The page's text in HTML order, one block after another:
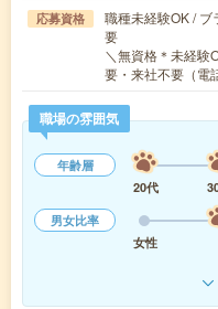
応募資格
職種未経験OK / ブ
要
＼無資格＊未経
要・来社不要（
職場の雰囲気
年齢層
20代
男女比率
女性